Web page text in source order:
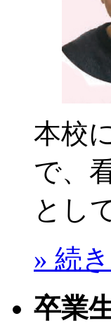
本校
で、
とし
» 続
卒業